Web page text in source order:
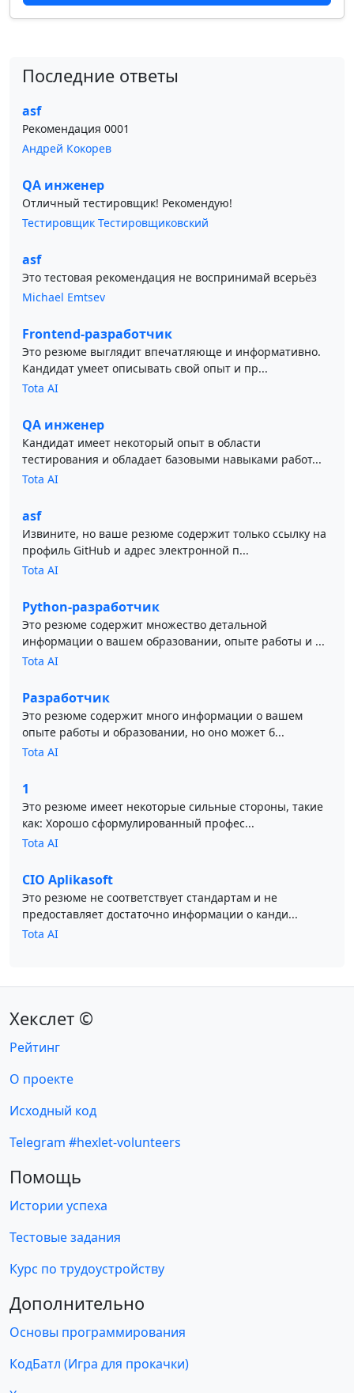
Последние ответы
asf
Рекомендация 0001
Андрей Кокорев
QA инженер
Отличный тестировщик! Рекомендую!
Тестировщик Тестировщиковский
asf
Это тестовая рекомендация не воспринимай всерьёз
Michael Emtsev
Frontend-разработчик
Это резюме выглядит впечатляюще и информативно.
Кандидат умеет описывать свой опыт и пр...
Tota AI
QA инженер
Кандидат имеет некоторый опыт в области
тестирования и обладает базовыми навыками работ...
Tota AI
asf
Извините, но ваше резюме содержит только ссылку на
профиль GitHub и адрес электронной п...
Tota AI
Python-разработчик
Это резюме содержит множество детальной
информации о вашем образовании, опыте работы и ...
Tota AI
Разработчик
Это резюме содержит много информации о вашем
опыте работы и образовании, но оно может б...
Tota AI
1
Это резюме имеет некоторые сильные стороны, такие
как: Хорошо сформулированный профес...
Tota AI
CIO Aplikasoft
Это резюме не соответствует стандартам и не
предоставляет достаточно информации о канди...
Tota AI
Хекслет ©
Рейтинг
О проекте
Исходный код
Telegram #hexlet-volunteers
Помощь
Истории успеха
Тестовые задания
Курс по трудоустройству
Дополнительно
Основы программирования
КодБатл (Игра для прокачки)